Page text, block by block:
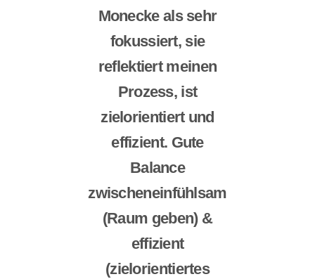
Monecke als sehr
fokussiert, sie
reflektiert meinen
Prozess, ist
zielorientiert und
effizient. Gute
Balance
zwischeneinfühlsam
(Raum geben) &
effizient
(zielorientiertes